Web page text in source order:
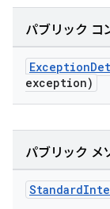
パブリック コ
exception)
パブリック メ
Standard